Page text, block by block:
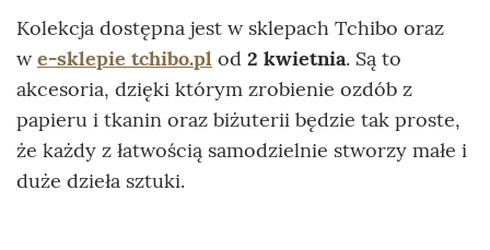
Kolekcja dostępna jest w sklepach Tchibo oraz
we-sklepie tchibo.pl od 2 kwietnia. Są to
akcesoria, dzięki którym zrobienie ozdób z
papieru i tkanin oraz biżuterii będzie tak proste,
że każdy z łatwością samodzielnie stworzy małe i
duże dzieła sztuki.